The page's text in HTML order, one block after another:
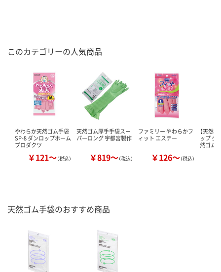
このカテゴリーの人気商品
やわらか天然ゴム手袋
SP-8 ダンロップホーム
プロダクツ
￥121～（税込）
天然ゴム厚手手袋スー
パーロング 宇都宮製作
￥819～（税込）
ファミリー やわらかフ
ィット エステー
￥126～（税込）
【天然
ップ グ
然ゴム
天然ゴム手袋のおすすめ商品